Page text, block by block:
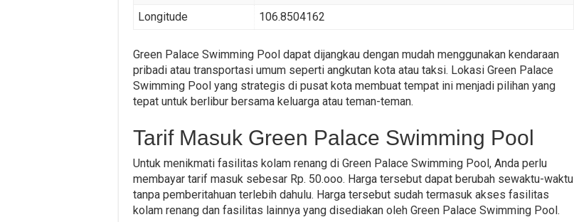
Longitude
106.8504162
Green Palace Swimming Pool dapat dijangkau dengan mudah menggunakan kendaraan
pribadi atau transportasi umum seperti angkutan kota atau taksi. Lokasi Green Palace
Swimming Pool yang strategis di pusat kota membuat tempat ini menjadi pilihan yang
tepat untuk berlibur bersama keluarga atau teman-teman.
Tarif Masuk Green Palace Swimming Pool
Untuk menikmati fasilitas kolam renang di Green Palace Swimming Pool, Anda perlu
membayar tarif masuk sebesar Rp. 50.ooo. Harga tersebut dapat berubah sewaktu-waktu
tanpa pemberitahuan terlebih dahulu. Harga tersebut sudah termasuk akses fasilitas
kolam renang dan fasilitas lainnya yang disediakan oleh Green Palace Swimming Pool.